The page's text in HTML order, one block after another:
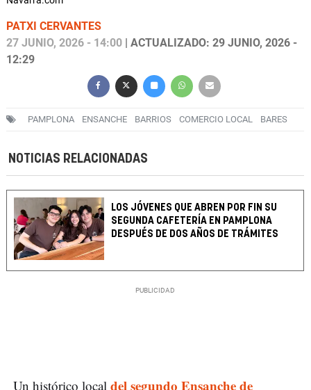
PATXI CERVANTES
27 JUNIO, 2026 - 14:00 | ACTUALIZADO: 29 JUNIO, 2026 -
12:29
PAMPLONA ENSANCHE BARRIOS COMERCIO LOCAL BARES
NOTICIAS RELACIONADAS
LOS JÓVENES QUE ABREN POR FIN SU
SEGUNDA CAFETERÍA EN PAMPLONA
DESPUÉS DE DOS AÑOS DE TRÁMITES
Un histórico local del segundo Ensanche de